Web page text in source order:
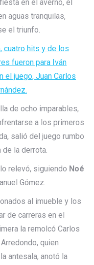
en el averno, el
aguas tranquilas,
el triunfo.
cuatro hits y de los
fueron para Iván
el juego, Juan Carlos
de ocho imparables,
a los primeros
salió del juego rumbo
la derrota.
relevó, siguiendo Noé
Gómez.
al imueble y los
de carreras en el
la remolcó Carlos
quien
antesala, anotó la